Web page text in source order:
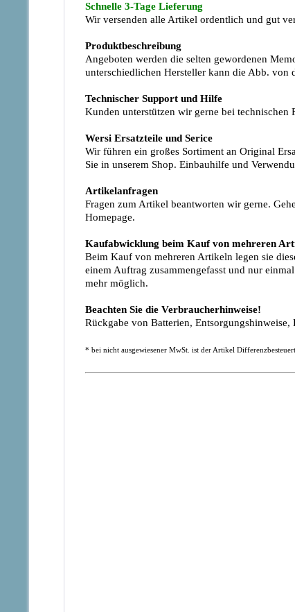
Schnelle 3-Tage Lieferung
Wir versenden alle Artikel ordentlich und gut
Produktbeschreibung
Angeboten werden die selten gewordenen
unterschiedlichen Hersteller kann die Abb. von
Technischer Support und Hilfe
Kunden unterstützen wir gerne bei
Wersi Ersatzteile und Serice
Wir führen ein großes Sortiment an Original
Sie in unserem Shop. Einbauhilfe und
Artikelanfragen
Fragen zum Artikel beantworten wir gerne.
Homepage.
Kaufabwicklung beim Kauf von mehreren
Beim Kauf von mehreren Artikeln legen sie
einem Auftrag zusammengefasst und nur
mehr möglich.
Beachten Sie die Verbraucherhinweise!
Rückgabe von Batterien, Entsorgungshinweise,
* bei nicht ausgewiesener MwSt. ist der Artikel